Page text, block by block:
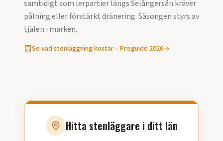
samtidigt som lerpartier längs Selångersån kräver
pålning eller förstärkt dränering. Säsongen styrs av
tjälen i marken.
Se vadstenläggningkostar – Prisguide 2026
Hitta stenläggare i ditt län